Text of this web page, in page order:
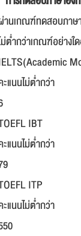
านเกณฑ์ทดสอบภาษ
ม่ต่ำกว่าเกณฑ์อย่างใ
แนนไม่ต่ำกว่า
IBT
แนนไม่ต่ำกว่า
ITP
แนนไม่ต่ำกว่า